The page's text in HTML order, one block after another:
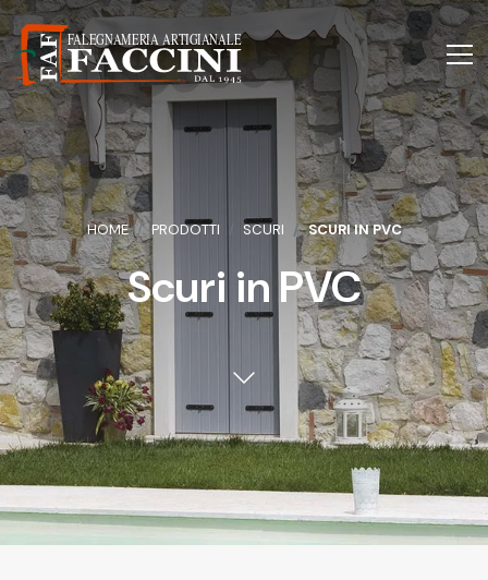
HOME PRODOTTI SCURI SCURI IN PVC
Scuri in PVC